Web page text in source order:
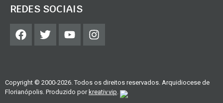
REDES SOCIAIS
Copyright © 2000-2026. Todos os direitos reservados. Arquidiocese de
Florianópolis. Produzido por kreativ.vip.